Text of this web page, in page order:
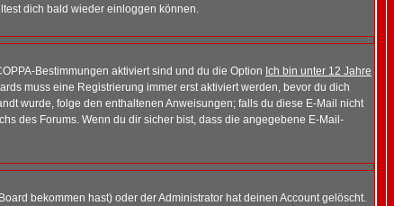
dich bald wieder einloggen können.
Bestimmungen aktiviert sind und du die Option Ich bin unter 12 Jahre
muss eine Registrierung immer erst aktiviert werden, bevor du dich
wurde, folge den enthaltenen Anweisungen; falls du diese E-Mail nicht
des Forums. Wenn du dir sicher bist, dass die angegebene E-Mail-
bekommen hast) oder der Administrator hat deinen Account gelöscht.